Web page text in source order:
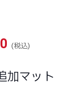
価
格
帯:
¥400
(税込)
加マット